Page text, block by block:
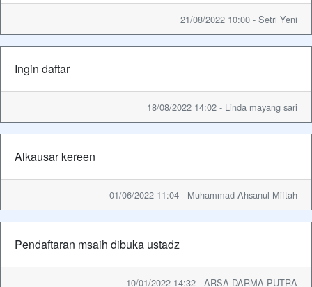
21/08/2022 10:00 - Setri Yeni
Ingin daftar
18/08/2022 14:02 - Linda mayang sari
Alkausar kereen
01/06/2022 11:04 - Muhammad Ahsanul Miftah
Pendaftaran msaih dibuka ustadz
10/01/2022 14:32 - ARSA DARMA PUTRA